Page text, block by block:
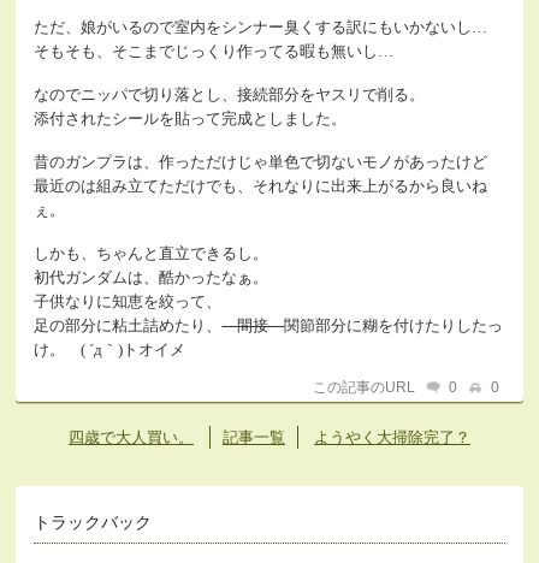
ただ、娘がいるので室内をシンナー臭くする訳にもいかないし…
そもそも、そこまでじっくり作ってる暇も無いし…
なのでニッパで切り落とし、接続部分をヤスリで削る。
添付されたシールを貼って完成としました。
昔のガンプラは、作っただけじゃ単色で切ないモノがあったけど
最近のは組み立てただけでも、それなりに出来上がるから良いね
ぇ。
しかも、ちゃんと直立できるし。
初代ガンダムは、酷かったなぁ。
子供なりに知恵を絞って、
足の部分に粘土詰めたり、間接関節部分に糊を付けたりしたっ
け。 ( ´д｀)トオイメ
この記事のURL 0 0
四歳で大人買い。 記事一覧 ようやく大掃除完了？
トラックバック